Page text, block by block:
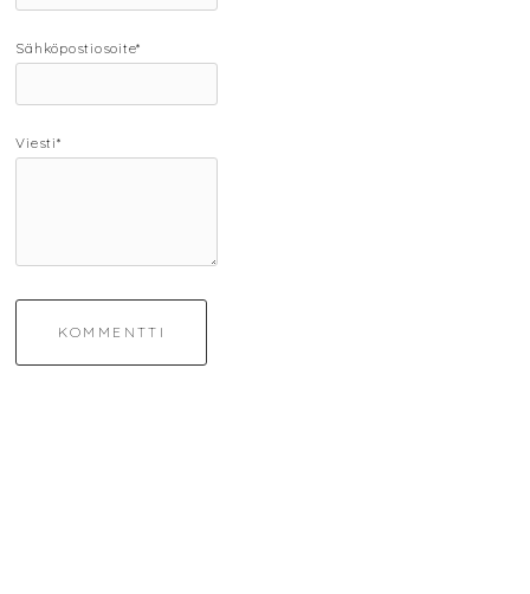
Sähköpostiosoite*
Viesti*
KOMMENTTI